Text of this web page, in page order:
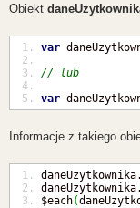
Obiekt
var
// lub
var
Informacje z takiego
daneUzytkownika.
daneUzytkownika.
$each(